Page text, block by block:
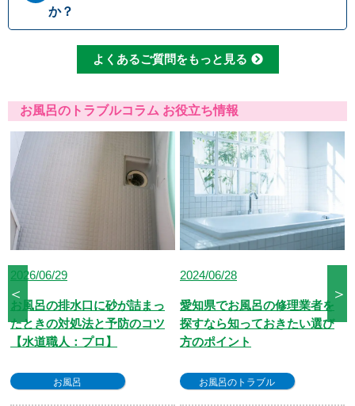
ん。お見積り内容にご納得・ご署名いただかな
ければ作業を行うことはございませんので、安
心してまずはご相談ください。
金は発生しません。ご安心ください。
か？
クレジットカードのご利用は、VISA、Maste
r、JCBカードからお選びいただけます。クレ
済、QR決済など、お客さまのご都合に合わせ
た方法をお選びいただけます。
よくあるご質問をもっと見る
お風呂のトラブルコラム お役立ち情報
2024/06/28
愛知県でお風呂の修理業者を
探すなら知っておきたい選び
方のポイント
お風呂のトラブル
2024/02/22
お風呂の排水溝詰まりを解消
する方法を6つ解説！手順や予
防方法も紹介
お風呂のトラブル
＜ ＞